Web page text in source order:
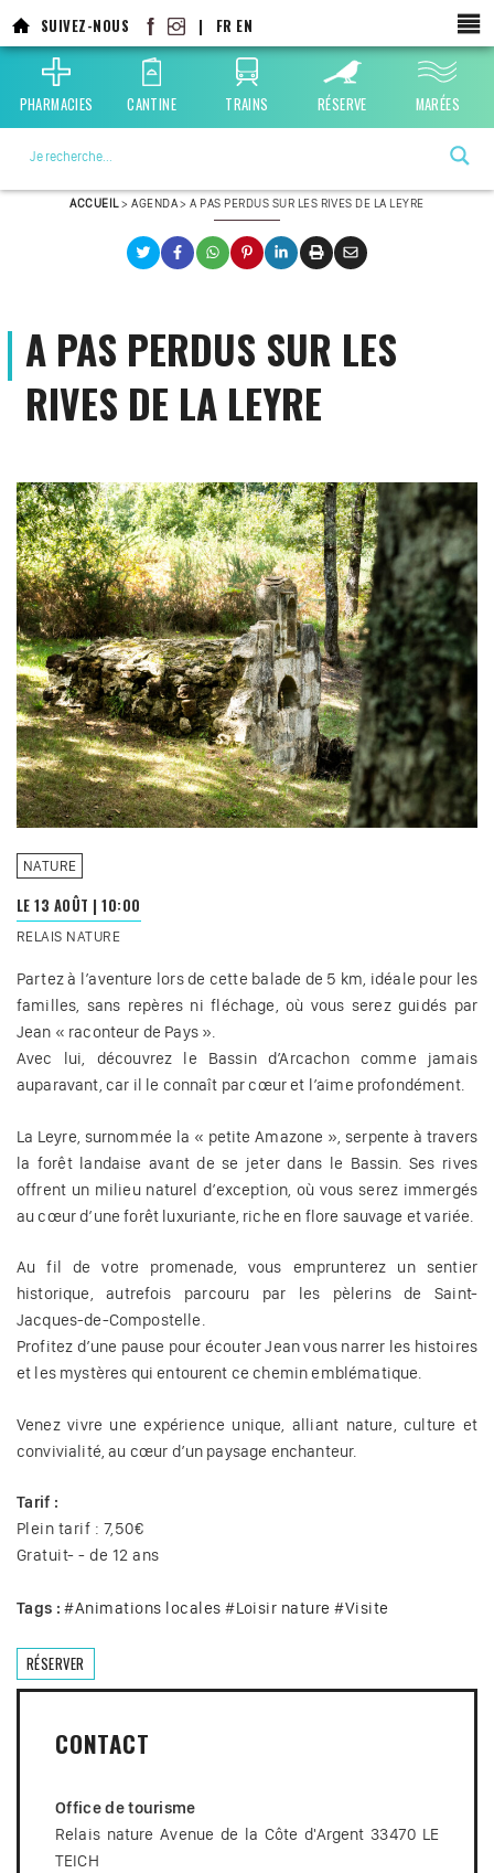
au
contenu
principal
SUIVEZ-NOUS | FR EN
PHARMACIES CANTINE TRAINS RÉSERVE MARÉES
ACCUEIL>AGENDA>A PAS PERDUS SUR LES RIVES DE LA LEYRE
A PAS PERDUS SUR LES
RIVES DE LA LEYRE
NATURE
LE 13 AOÛT |10:00
RELAIS NATURE
Partez à l’aventure lors de cette balade de 5 km, idéale pour les
familles, sans repères ni fléchage, où vous serez guidés par
Jean « raconteur de Pays ».
Avec lui, découvrez le Bassin d’Arcachon comme jamais
auparavant, car il le connaît par cœur et l’aime profondément.
La Leyre, surnommée la « petite Amazone », serpente à travers
la forêt landaise avant de se jeter dans le Bassin. Ses rives
offrent un milieu naturel d’exception, où vous serez immergés
au cœur d’une forêt luxuriante, riche en flore sauvage et variée.
Au fil de votre promenade, vous emprunterez un sentier
historique, autrefois parcouru par les pèlerins de Saint-
Jacques-de-Compostelle.
Profitez d’une pause pour écouter Jean vous narrer les histoires
et les mystères qui entourent ce chemin emblématique.
Venez vivre une expérience unique, alliant nature, culture et
convivialité, au cœur d’un paysage enchanteur.
Tarif :
Plein tarif : 7,50€
Gratuit- - de 12 ans
Tags : #Animations locales #Loisir nature #Visite
RÉSERVER
CONTACT
Office de tourisme
Relais nature Avenue de la Côte d'Argent 33470 LE
TEICH